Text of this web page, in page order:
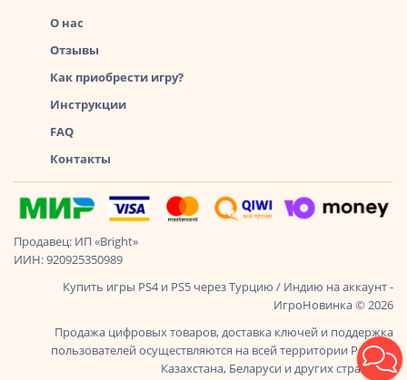
О нас
Отзывы
Как приобрести игру?
Инструкции
FAQ
Контакты
Продавец: ИП «Bright»
ИИН: 920925350989
Купить игры PS4 и PS5 через Турцию / Индию на аккаунт -
ИгроНовинка © 2026
Продажа цифровых товаров, доставка ключей и поддержка
пользователей осуществляются на всей территории России,
Казахстана, Беларуси и других стран СНГ